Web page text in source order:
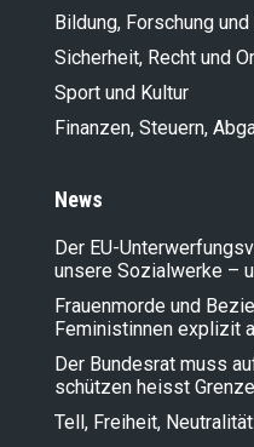
Bildung, Forschung
Sicherheit, Recht und
Sport und Kultur
Finanzen, Steuern,
News
Der EU-
unsere Sozialwerke –
Frauenmorde und
Feministinnen explizit
Der Bundesrat muss
schützen heisst
Tell, Freiheit,